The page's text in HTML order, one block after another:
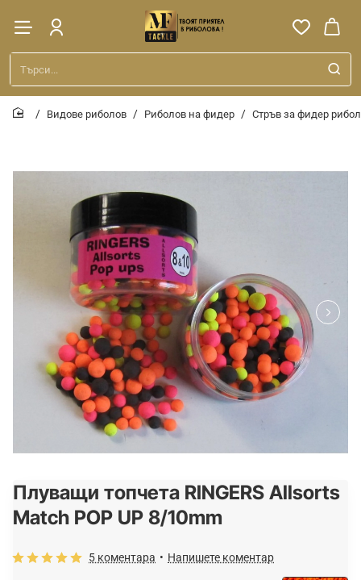
Търси...
Видове риболов Риболов на фидер Стръв за фидер
Плуващи топчета RINGERS Allsorts
Match POP UP 8/10mm
5 коментара • Напишете коментар